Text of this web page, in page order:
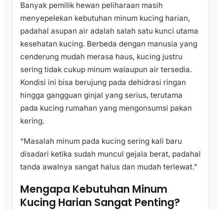
Banyak pemilik hewan peliharaan masih
menyepelekan kebutuhan minum kucing harian,
padahal asupan air adalah salah satu kunci utama
kesehatan kucing. Berbeda dengan manusia yang
cenderung mudah merasa haus, kucing justru
sering tidak cukup minum walaupun air tersedia.
Kondisi ini bisa berujung pada dehidrasi ringan
hingga gangguan ginjal yang serius, terutama
pada kucing rumahan yang mengonsumsi pakan
kering.
“Masalah minum pada kucing sering kali baru
disadari ketika sudah muncul gejala berat, padahal
tanda awalnya sangat halus dan mudah terlewat.”
Mengapa Kebutuhan Minum
Kucing Harian Sangat Penting?